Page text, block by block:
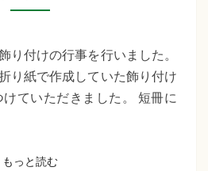
イ
ー
ビ
ス
行
り付けの行事を行いました。
り紙で作成していた飾り付け
ていただきました。 短冊に
もっと読むもっと読む